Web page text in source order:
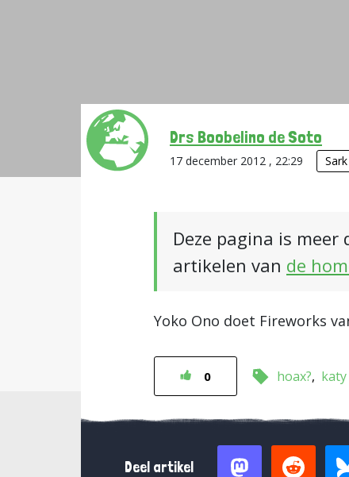
Drs Boobelino de Soto
17 december 2012 , 22:29
Deze pagina is
artikelen van de
Yoko Ono doet Fireworks
0 hoax?
Deel artikel